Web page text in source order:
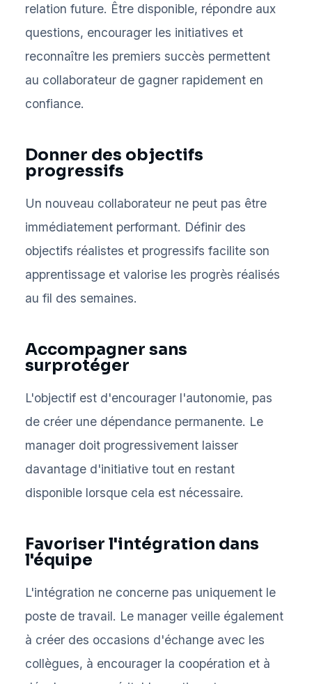
relation future. Être disponible, répondre aux
questions, encourager les initiatives et
reconnaître les premiers succès permettent
au collaborateur de gagner rapidement en
confiance.
Donner des objectifs
progressifs
Un nouveau collaborateur ne peut pas être
immédiatement performant. Définir des
objectifs réalistes et progressifs facilite son
apprentissage et valorise les progrès réalisés
au fil des semaines.
Accompagner sans
surprotéger
L'objectif est d'encourager l'autonomie, pas
de créer une dépendance permanente. Le
manager doit progressivement laisser
davantage d'initiative tout en restant
disponible lorsque cela est nécessaire.
Favoriser l'intégration dans
l'équipe
L'intégration ne concerne pas uniquement le
poste de travail. Le manager veille également
à créer des occasions d'échange avec les
collègues, à encourager la coopération et à